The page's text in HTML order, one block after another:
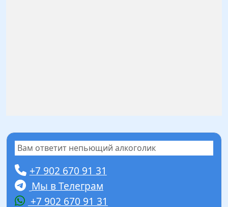
Вам ответит непьющий алкоголик
+7 902 670 91 31
Мы в Телеграм
+7 902 670 91 31